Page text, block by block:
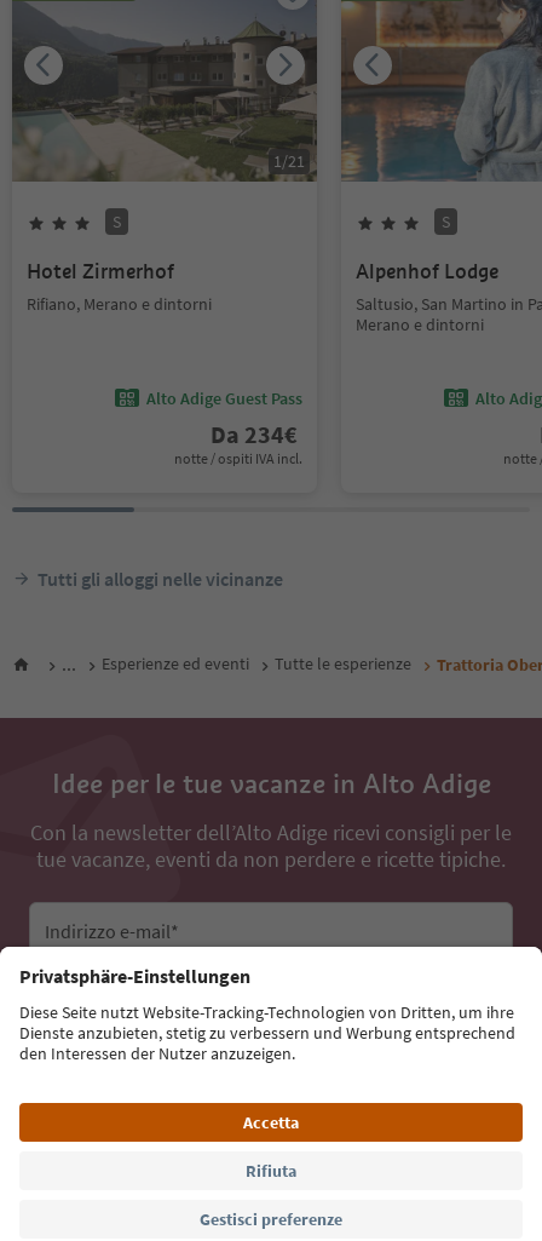
1/21
S
Hotel Zirmerhof
Rifiano, Merano e dintorni
Alto Adige Guest Pass
Da 234€
notte / ospiti IVA incl.
S
Alpenhof Lodge
Saltusio, San Martino in
Merano e dintorni
Alto
notte
Tutti gli alloggi nelle vicinanze
... Esperienze ed eventi Tutte le esperienze Trattoria
Idee per le tue vacanze in Alto Adige
Con la newsletter dell’Alto Adige ricevi consigli per le
tue vacanze, eventi da non perdere e ricette tipiche.
Indirizzo e-mail*
Iscriviti alla newsletter